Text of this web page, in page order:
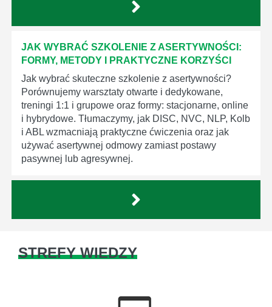
JAK WYBRAĆ SZKOLENIE Z ASERTYWNOŚCI:
FORMY, METODY I PRAKTYCZNE KORZYŚCI
Jak wybrać skuteczne szkolenie z asertywności?
Porównujemy warsztaty otwarte i dedykowane,
treningi 1:1 i grupowe oraz formy: stacjonarne, online
i hybrydowe. Tłumaczymy, jak DISC, NVC, NLP, Kolb
i ABL wzmacniają praktyczne ćwiczenia oraz jak
używać asertywnej odmowy zamiast postawy
pasywnej lub agresywnej.
STREFY WIEDZY